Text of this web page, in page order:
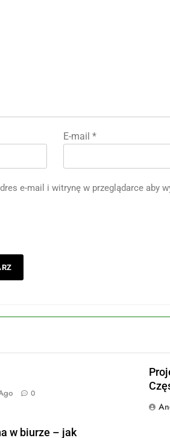
E-mail *
e-mail i witrynę w przeglądarce aby
0
w biurze – jak